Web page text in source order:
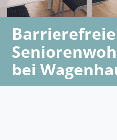
Barrierefreie
bei